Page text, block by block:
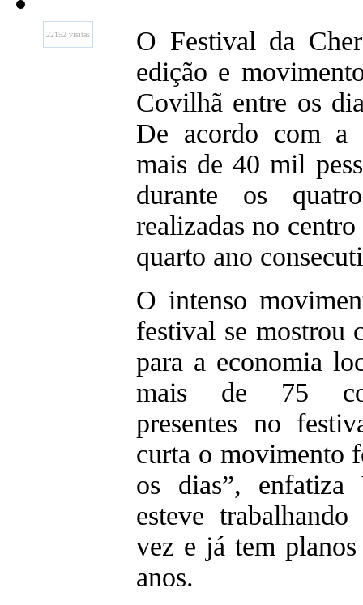
22152 visitas
O Festival da
edição e
Covilhã entre os
De acordo com a
mais de 40 mil
durante os
realizadas no
quarto ano
O intenso
festival se mostrou
para a economia
mais de 75
presentes no
curta o movimento
os dias”, enfatiza
esteve
vez e já tem
anos.